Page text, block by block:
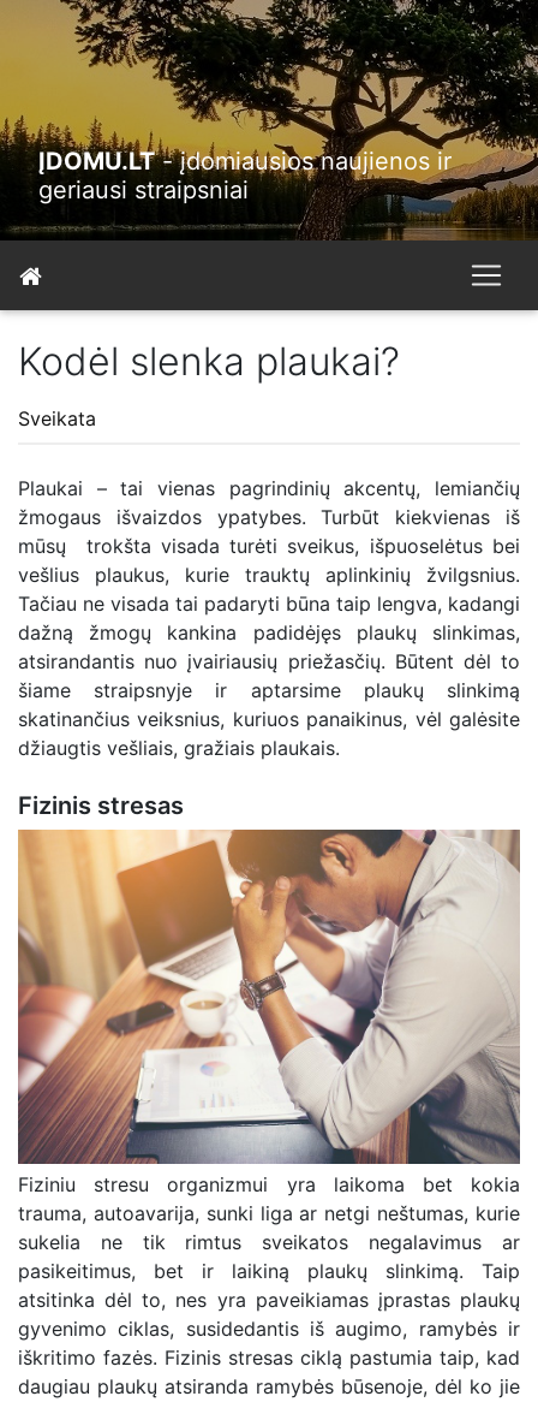
ĮDOMU.LT- įdomiausios naujienos ir
geriausi straipsniai
Kodėl slenka plaukai?
Sveikata
Plaukai – tai vienas pagrindinių akcentų, lemiančių
žmogaus išvaizdos ypatybes. Turbūt kiekvienas iš
mūsų trokšta visada turėti sveikus, išpuoselėtus bei
vešlius plaukus, kurie trauktų aplinkinių žvilgsnius.
Tačiau ne visada tai padaryti būna taip lengva, kadangi
dažną žmogų kankina padidėjęs plaukų slinkimas,
atsirandantis nuo įvairiausių priežasčių. Būtent dėl to
šiame straipsnyje ir aptarsime plaukų slinkimą
skatinančius veiksnius, kuriuos panaikinus, vėl galėsite
džiaugtis vešliais, gražiais plaukais.
Fizinis stresas
Fiziniu stresu organizmui yra laikoma bet kokia
trauma, autoavarija, sunki liga ar netgi neštumas, kurie
sukelia ne tik rimtus sveikatos negalavimus ar
pasikeitimus, bet ir laikiną plaukų slinkimą. Taip
atsitinka dėl to, nes yra paveikiamas įprastas plaukų
gyvenimo ciklas, susidedantis iš augimo, ramybės ir
iškritimo fazės. Fizinis stresas ciklą pastumia taip, kad
daugiau plaukų atsiranda ramybės būsenoje, dėl ko jie